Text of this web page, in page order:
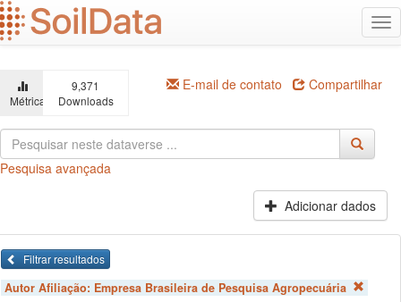
Ir
para
o
principal
Métricas
9,371
Downloads
E-mail de contato Compartilhar
Pesquisa avançada
Adicionar dados
Filtrar resultados
Autor Afiliação: Empresa Brasileira de Pesquisa Agropecuária